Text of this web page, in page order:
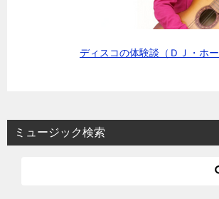
ディスコの体験談（ＤＪ・ホー
ミュージック検索